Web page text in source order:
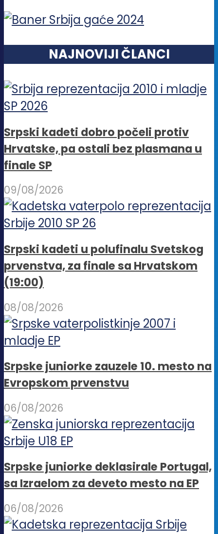
NAJNOVIJI ČLANCI
Srpski kadeti dobro počeli protiv
Hrvatske, pa ostali bez plasmana u
finale SP
09/08/2026
Srpski kadeti u polufinalu Svetskog
prvenstva, za finale sa Hrvatskom
(19:00)
08/08/2026
Srpske juniorke zauzele 10. mesto na
Evropskom prvenstvu
06/08/2026
Srpske juniorke deklasirale Portugal,
sa Izraelom za deveto mesto na EP
06/08/2026